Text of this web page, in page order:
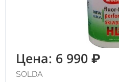
Цена: 6 990 ₽
SOLDA